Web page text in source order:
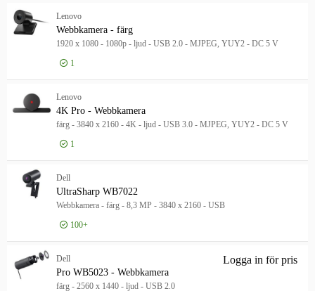
Lenovo
Webbkamera - färg
1920 x 1080 - 1080p - ljud - USB 2.0 - MJPEG, YUY2 - DC 5 V
1
Lenovo
4K Pro - Webbkamera
färg - 3840 x 2160 - 4K - ljud - USB 3.0 - MJPEG, YUY2 - DC 5 V
1
Dell
UltraSharp WB7022
Webbkamera - färg - 8,3 MP - 3840 x 2160 - USB
100+
Dell
Pro WB5023 - Webbkamera
färg - 2560 x 1440 - ljud - USB 2.0
Logga in för pris